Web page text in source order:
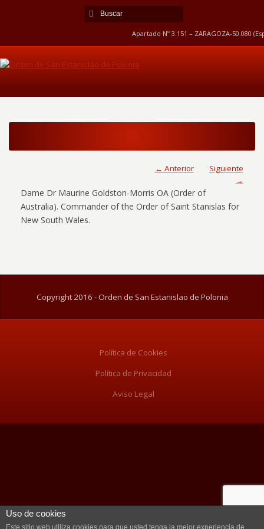
Apartado Nº 3.151 – ZARAGOZA-50.080
← Anterior
Siguiente
→
Dame Dr Maurine Goldston-Morris OA (Order of
Australia). Commander of the Order of Saint Stanislas for
New South Wales.
Copyright 2016 - Orden de San Estanislao de Polonia
Política de Cookies
Política de Privacidad
Aviso Legal
Uso de cookies
Este sitio web utiliza cookies para que usted tenga la mejor experiencia de